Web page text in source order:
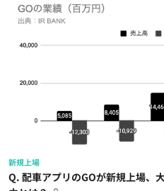
新規上場
Q. 配車アプリのGOが新規上場、